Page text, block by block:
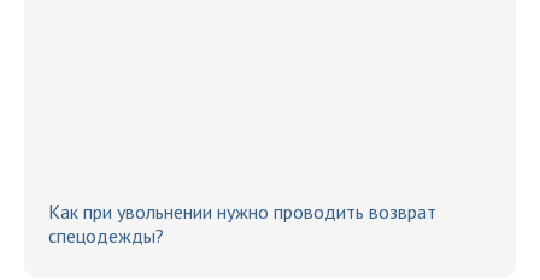
Как при увольнении нужно проводить возврат
спецодежды?